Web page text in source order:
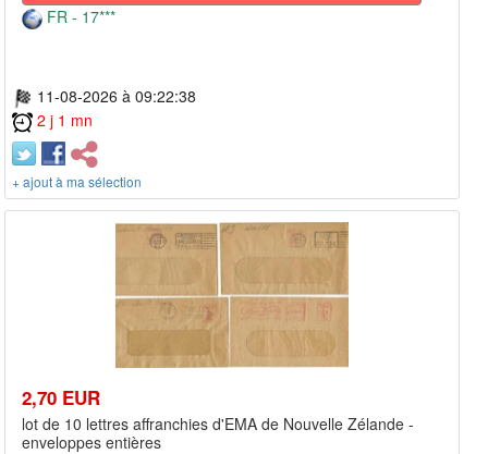
FR - 17***
11-08-2026 à 09:22:38
2 j 1 mn
+ ajout à ma sélection
2,70 EUR
lot de 10 lettres affranchies d'EMA de Nouvelle Zélande -
enveloppes entières